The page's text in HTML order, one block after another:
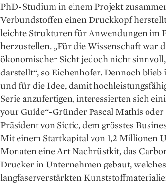
PhD-Studium in einem Projekt
Verbundstoffen einen Druckkopf
leichte Strukturen für Anwendungen im
herzustellen. „Für die Wissenschaft war
ökonomischer Sicht jedoch nicht
darstellt“, so Eichenhofer. Dennoch
und für die Idee, damit
Serie anzufertigen, interessierten sich
your Guide“-Gründer Pascal Mathis
Präsident von Sictic, dem grösstes
Mit einem Startkapital von 1,2 Millionen
Monaten eine Art Nachrüstkit, das
Drucker in Unternehmen gebaut,
langfaserverstärkten